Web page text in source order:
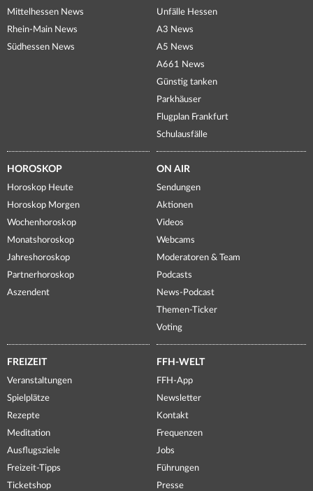
Mittelhessen News
Rhein-Main News
Südhessen News
Unfälle Hessen
A3 News
A5 News
A661 News
Günstig tanken
Parkhäuser
Flugplan Frankfurt
Schulausfälle
HOROSKOP
Horoskop Heute
Horoskop Morgen
Wochenhoroskop
Monatshoroskop
Jahreshoroskop
Partnerhoroskop
Aszendent
ON AIR
Sendungen
Aktionen
Videos
Webcams
Moderatoren & Team
Podcasts
News-Podcast
Themen-Ticker
Voting
FREIZEIT
Veranstaltungen
Spielplätze
Rezepte
Meditation
Ausflugsziele
Freizeit-Tipps
Ticketshop
FFH-WELT
FFH-App
Newsletter
Kontakt
Frequenzen
Jobs
Führungen
Presse